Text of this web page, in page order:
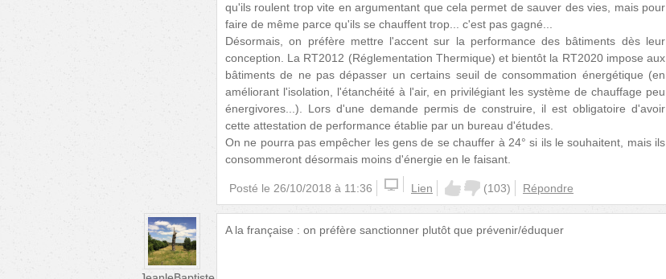
qu'ils roulent trop vite en argumentant que cela permet de sauver des vies, mais pour
faire de même parce qu'ils se chauffent trop... c'est pas gagné...
Désormais, on préfère mettre l'accent sur la performance des bâtiments dès leur
conception. La RT2012 (Réglementation Thermique) et bientôt la RT2020 impose aux
bâtiments de ne pas dépasser un certains seuil de consommation énergétique (en
améliorant l'isolation, l'étanchéité à l'air, en privilégiant les système de chauffage peu
énergivores...). Lors d'une demande permis de construire, il est obligatoire d'avoir
cette attestation de performance établie par un bureau d'études.
On ne pourra pas empêcher les gens de se chauffer à 24° si ils le souhaitent, mais ils
consommeront désormais moins d'énergie en le faisant.
Posté le 26/10/2018 à 11:36 Lien (103) Répondre
A la française : on préfère sanctionner plutôt que prévenir/éduquer